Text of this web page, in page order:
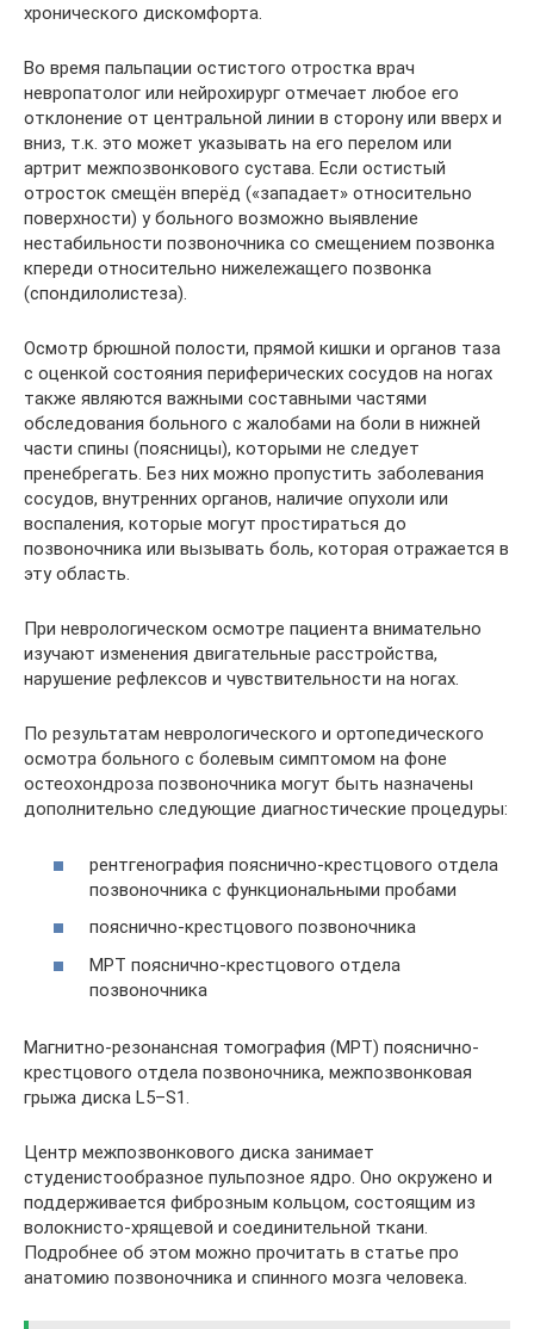
хронического дискомфорта.
Во время пальпации остистого отростка врач
невропатолог или нейрохирург отмечает любое его
отклонение от центральной линии в сторону или вверх и
вниз, т.к. это может указывать на его перелом или
артрит межпозвонкового сустава. Если остистый
отросток смещён вперёд («западает» относительно
поверхности) у больного возможно выявление
нестабильности позвоночника со смещением позвонка
кпереди относительно нижележащего позвонка
(спондилолистеза).
Осмотр брюшной полости, прямой кишки и органов таза
с оценкой состояния периферических сосудов на ногах
также являются важными составными частями
обследования больного с жалобами на боли в нижней
части спины (поясницы), которыми не следует
пренебрегать. Без них можно пропустить заболевания
сосудов, внутренних органов, наличие опухоли или
воспаления, которые могут простираться до
позвоночника или вызывать боль, которая отражается в
эту область.
При неврологическом осмотре пациента внимательно
изучают изменения двигательные расстройства,
нарушение рефлексов и чувствительности на ногах.
По результатам неврологического и ортопедического
осмотра больного с болевым симптомом на фоне
остеохондроза позвоночника могут быть назначены
дополнительно следующие диагностические процедуры:
рентгенография пояснично-крестцового отдела
позвоночника с функциональными пробами
пояснично-крестцового позвоночника
МРТ пояснично-крестцового отдела
позвоночника
Магнитно-резонансная томография (МРТ) пояснично-
крестцового отдела позвоночника, межпозвонковая
грыжа диска L5–S1.
Центр межпозвонкового диска занимает
студенистообразное пульпозное ядро. Оно окружено и
поддерживается фиброзным кольцом, состоящим из
волокнисто-хрящевой и соединительной ткани.
Подробнее об этом можно прочитать в статье про
анатомию позвоночника и спинного мозга человека.